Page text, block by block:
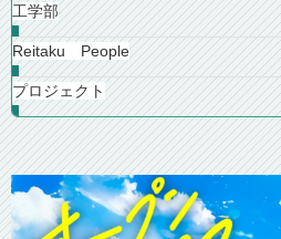
工学部
Reitaku People
プロジェクト